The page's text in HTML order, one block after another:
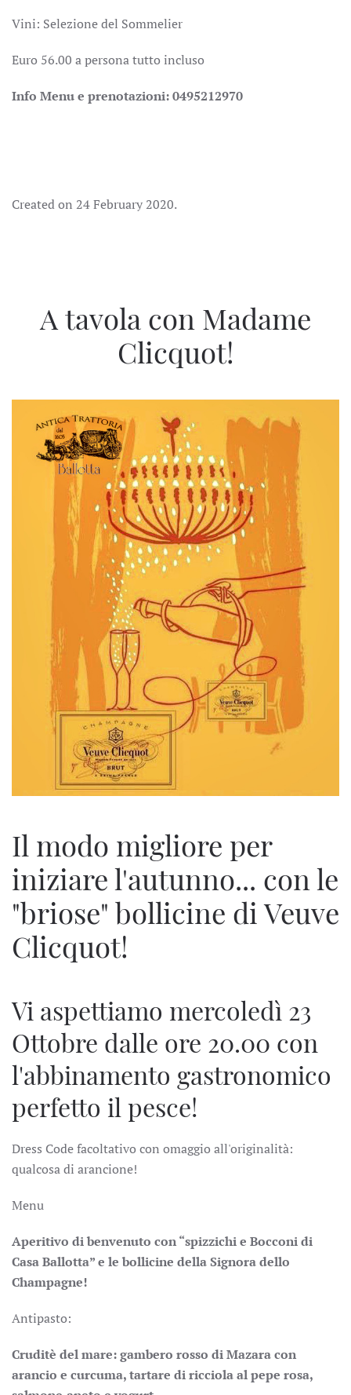
Vini: Selezione del Sommelier
Euro 56.00 a persona tutto incluso
Info Menu e prenotazioni: 0495212970
Created on 24 February 2020.
A tavola con Madame
Clicquot!
Il modo migliore per
iniziare l'autunno... con le
"briose" bollicine di Veuve
Clicquot!
Vi aspettiamo mercoledì 23
Ottobre dalle ore 20.00 con
l'abbinamento gastronomico
perfetto il pesce!
Dress Code facoltativo con omaggio all'originalità:
qualcosa di arancione!
Menu
Aperitivo di benvenuto con “spizzichi e Bocconi di
Casa Ballotta” e le bollicine della Signora dello
Champagne!
Antipasto:
Cruditè del mare: gambero rosso di Mazara con
arancio e curcuma, tartare di ricciola al pepe rosa,